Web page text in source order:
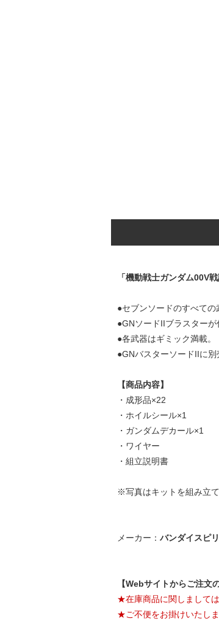
「機動戦士ガンダム00V
●セブンソードのすべての
●GNソードIIブラスターが
●各武器はギミック満載。
●GNバスターソードIIに別
【商品内容】
・成形品×22
・ホイルシール×1
・ガンダムデカール×1
・ワイヤー
・組立説明書
※写真はキットを組み立
メーカー： バンダイスピ
【Webサイトからご注文
★在庫商品に関しまして
★ご不便をお掛けいたし